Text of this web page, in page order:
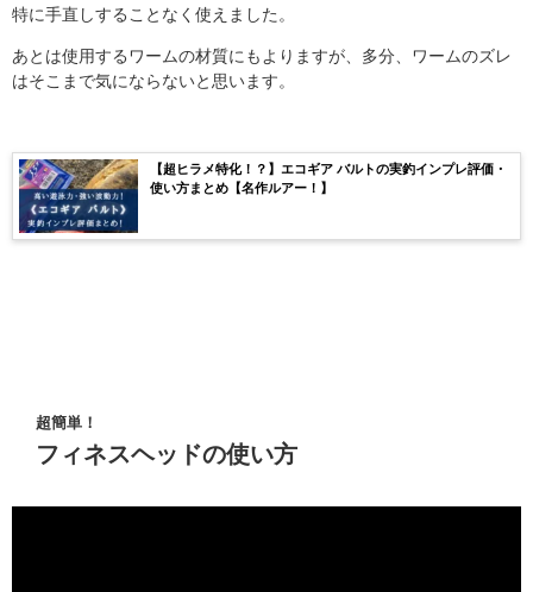
特に手直しすることなく使えました。
あとは使用するワームの材質にもよりますが、多分、ワームのズレ
はそこまで気にならないと思います。
【超ヒラメ特化！？】エコギア バルトの実釣インプレ評価・
使い方まとめ【名作ルアー！】
超簡単！
フィネスヘッドの使い方